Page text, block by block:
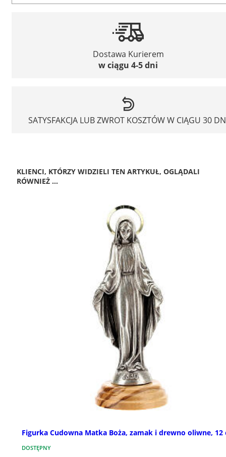
Dostawa Kurierem
w ciągu 4-5 dni
SATYSFAKCJA LUB ZWROT KOSZTÓW W CIĄGU 30
KLIENCI, KTÓRZY WIDZIELI TEN ARTYKUŁ, OGLĄDALI
RÓWNIEŻ ...
Figurka Cudowna Matka Boża, zamak i drewno oliwne, 12
DOSTĘPNY